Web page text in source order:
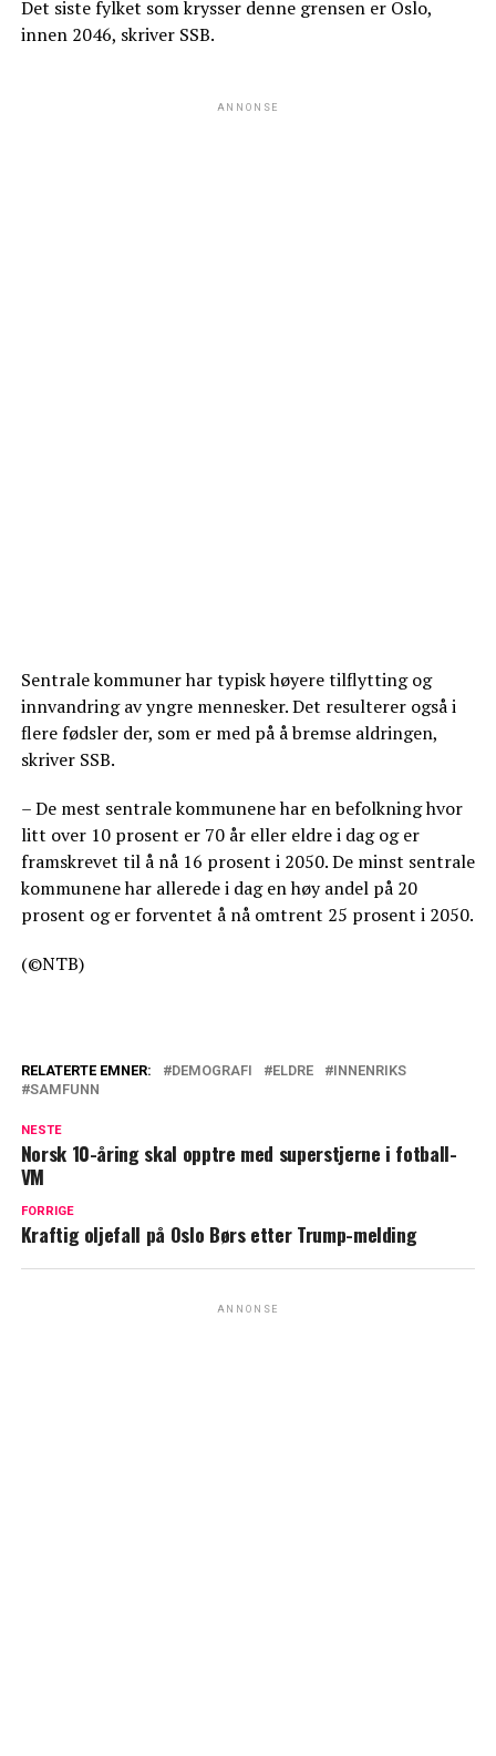
Det siste fylket som krysser denne grensen er Oslo,
innen 2046, skriver SSB.
ANNONSE
Sentrale kommuner har typisk høyere tilflytting og
innvandring av yngre mennesker. Det resulterer også i
flere fødsler der, som er med på å bremse aldringen,
skriver SSB.
– De mest sentrale kommunene har en befolkning hvor
litt over 10 prosent er 70 år eller eldre i dag og er
framskrevet til å nå 16 prosent i 2050. De minst sentrale
kommunene har allerede i dag en høy andel på 20
prosent og er forventet å nå omtrent 25 prosent i 2050.
(©NTB)
RELATERTE EMNER: DEMOGRAFI ELDRE
INNENRIKS
SAMFUNN
NESTE
Norsk 10-åring skal opptre med superstjerne i fotball-
VM
FORRIGE
Kraftig oljefall på Oslo Børs etter Trump-melding
ANNONSE